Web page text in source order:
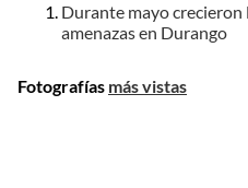
Durante mayo
amenazas en Durango
Fotografías más vistas